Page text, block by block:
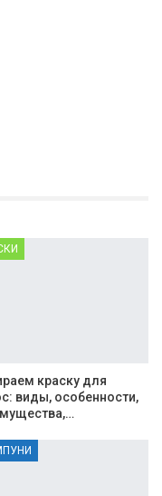
краску для
виды, особенности,